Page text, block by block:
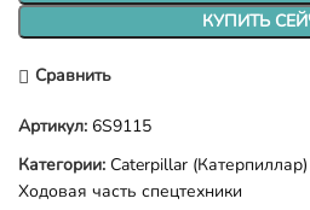
КУПИТЬ
Сравнить
Артикул: 6S9115
Категории: Caterpillar (Катерпиллар)
Ходовая часть спецтехники